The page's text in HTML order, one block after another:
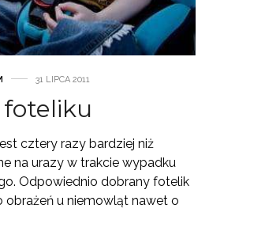
31 LIPCA 2011
cztery razy bardziej niż
na urazy w trakcie wypadku
Odpowiednio dobrany fotelik
obrażeń u niemowląt nawet o